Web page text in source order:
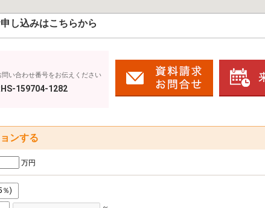
し込みはこちらから
問い合わせ番号をお伝えください
159704-1282
ンする
万円
％)